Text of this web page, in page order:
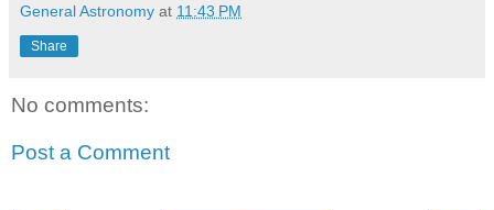
General Astronomy at 11:43 PM
Share
No comments:
Post a Comment